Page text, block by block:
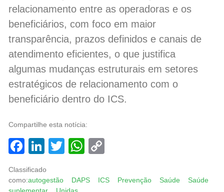
relacionamento entre as operadoras e os
beneficiários, com foco em maior
transparência, prazos definidos e canais de
atendimento eficientes, o que justifica
algumas mudanças estruturais em setores
estratégicos de relacionamento com o
beneficiário dentro do ICS.
Compartilhe esta notícia:
Facebook
LinkedIn
TwitterWhatsApp
Classificado
como:autogestão DAPS ICS Prevenção Saúde
Saúde